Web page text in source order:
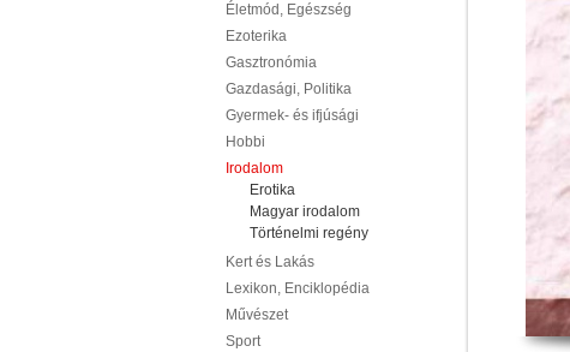
Életmód, Egészség
Ezoterika
Gasztronómia
Gazdasági, Politika
Gyermek- és ifjúsági
Hobbi
Irodalom
Erotika
Magyar irodalom
Történelmi regény
Kert és Lakás
Lexikon, Enciklopédia
Művészet
Sport